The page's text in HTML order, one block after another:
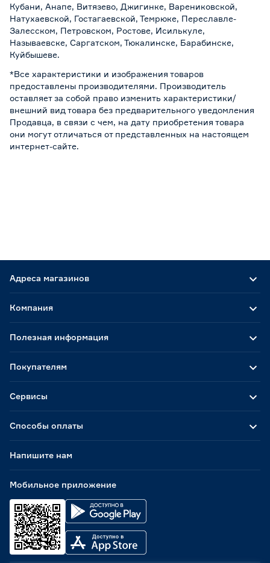
Кубани, Анапе, Витязево, Джигинке, Варениковской,
Натухаевской, Гостагаевской, Темрюке, Переславле-
Залесском, Петровском, Ростове, Исилькуле,
Называевске, Саргатском, Тюкалинске, Барабинске,
Куйбышеве.
*Все характеристики и изображения товаров
предоставлены производителями. Производитель
оставляет за собой право изменить характеристики/
внешний вид товара без предварительного уведомления
Продавца, в связи с чем, на дату приобретения товара
они могут отличаться от представленных на настоящем
интернет-сайте.
Адреса магазинов
Способы оплаты
Мобильное приложение
Компания
Полезная информация
Покупателям
Сервисы
Напишите нам